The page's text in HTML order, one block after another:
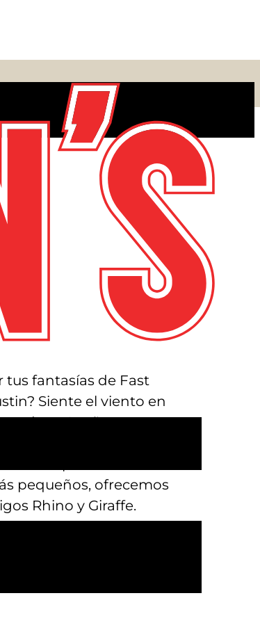
tus fantasías de Fast
Siente el viento en
todos. ¿Sueñas con
a prueba tus
derrapar? Echa un
pequeños, ofrecemos
Rhino y Giraffe.
jugar al
pisos, probar los
efectos especiales,